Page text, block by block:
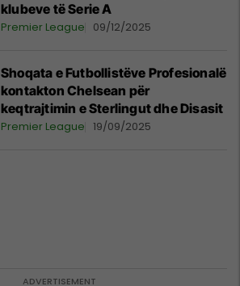
klubeve të Serie A
Premier League 09/12/2025
Shoqata e Futbollistëve Profesionalë
kontakton Chelsean për
keqtrajtimin e Sterlingut dhe Disasit
Premier League 19/09/2025